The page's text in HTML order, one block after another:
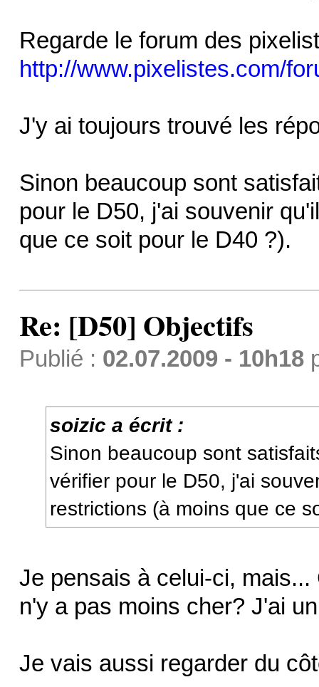
Regarde le forum des
http://www.pixelistes.com/
J'y ai toujours trouvé les
Sinon beaucoup sont
pour le D50, j'ai souvenir
que ce soit pour le D40 ?).
Re: [D50] Objectifs
Publié : 02.07.2009 - 10h18
soizic a écrit :
Sinon beaucoup sont
vérifier pour le D50, j'ai
restrictions (à moins que ce
Je pensais à celui-ci,
n'y a pas moins cher? J'ai
Je vais aussi regarder du